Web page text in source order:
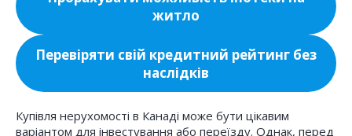
житло
Перевіряти свій кредитний рейтинг без
наслідків
Купівля нерухомості в Канаді може бути цікавим
варіантом для інвестування або переїзду. Однак, перед